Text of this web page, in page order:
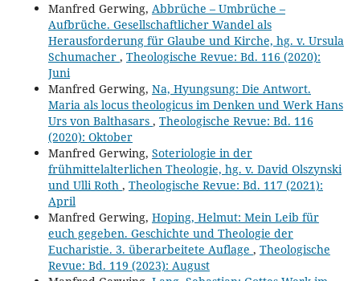
Manfred Gerwing, Abbrüche – Umbrüche –
Aufbrüche. Gesellschaftlicher Wandel als
Herausforderung für Glaube und Kirche, hg. v. Ursula
Schumacher , Theologische Revue: Bd. 116 (2020):
Juni
Manfred Gerwing, Na, Hyungsung: Die Antwort.
Maria als locus theologicus im Denken und Werk Hans
Urs von Balthasars , Theologische Revue: Bd. 116
(2020): Oktober
Manfred Gerwing, Soteriologie in der
frühmittelalterlichen Theologie, hg. v. David Olszynski
und Ulli Roth , Theologische Revue: Bd. 117 (2021):
April
Manfred Gerwing, Hoping, Helmut: Mein Leib für
euch gegeben. Geschichte und Theologie der
Eucharistie. 3. überarbeitete Auflage , Theologische
Revue: Bd. 119 (2023): August